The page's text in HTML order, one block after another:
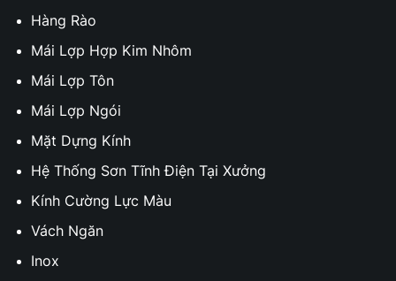
Hàng Rào
Mái Lợp Hợp Kim Nhôm
Mái Lợp Tôn
Mái Lợp Ngói
Mặt Dựng Kính
Hệ Thống Sơn Tĩnh Điện Tại Xưởng
Kính Cường Lực Màu
Vách Ngăn
Inox